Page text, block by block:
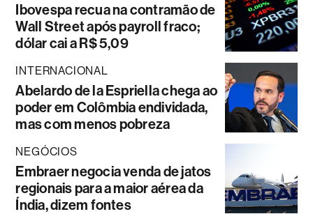
Ibovespa recua na contramão de
Wall Street após payroll fraco;
dólar cai a R$ 5,09
INTERNACIONAL
Abelardo de la Espriella chega ao
poder em Colômbia endividada,
mas com menos pobreza
NEGÓCIOS
Embraer negocia venda de jatos
regionais para a maior aérea da
Índia, dizem fontes